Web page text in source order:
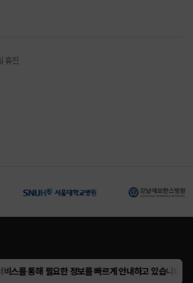
휴진
통해 필요한 정보를 빠르게 안내하고 있습니다.